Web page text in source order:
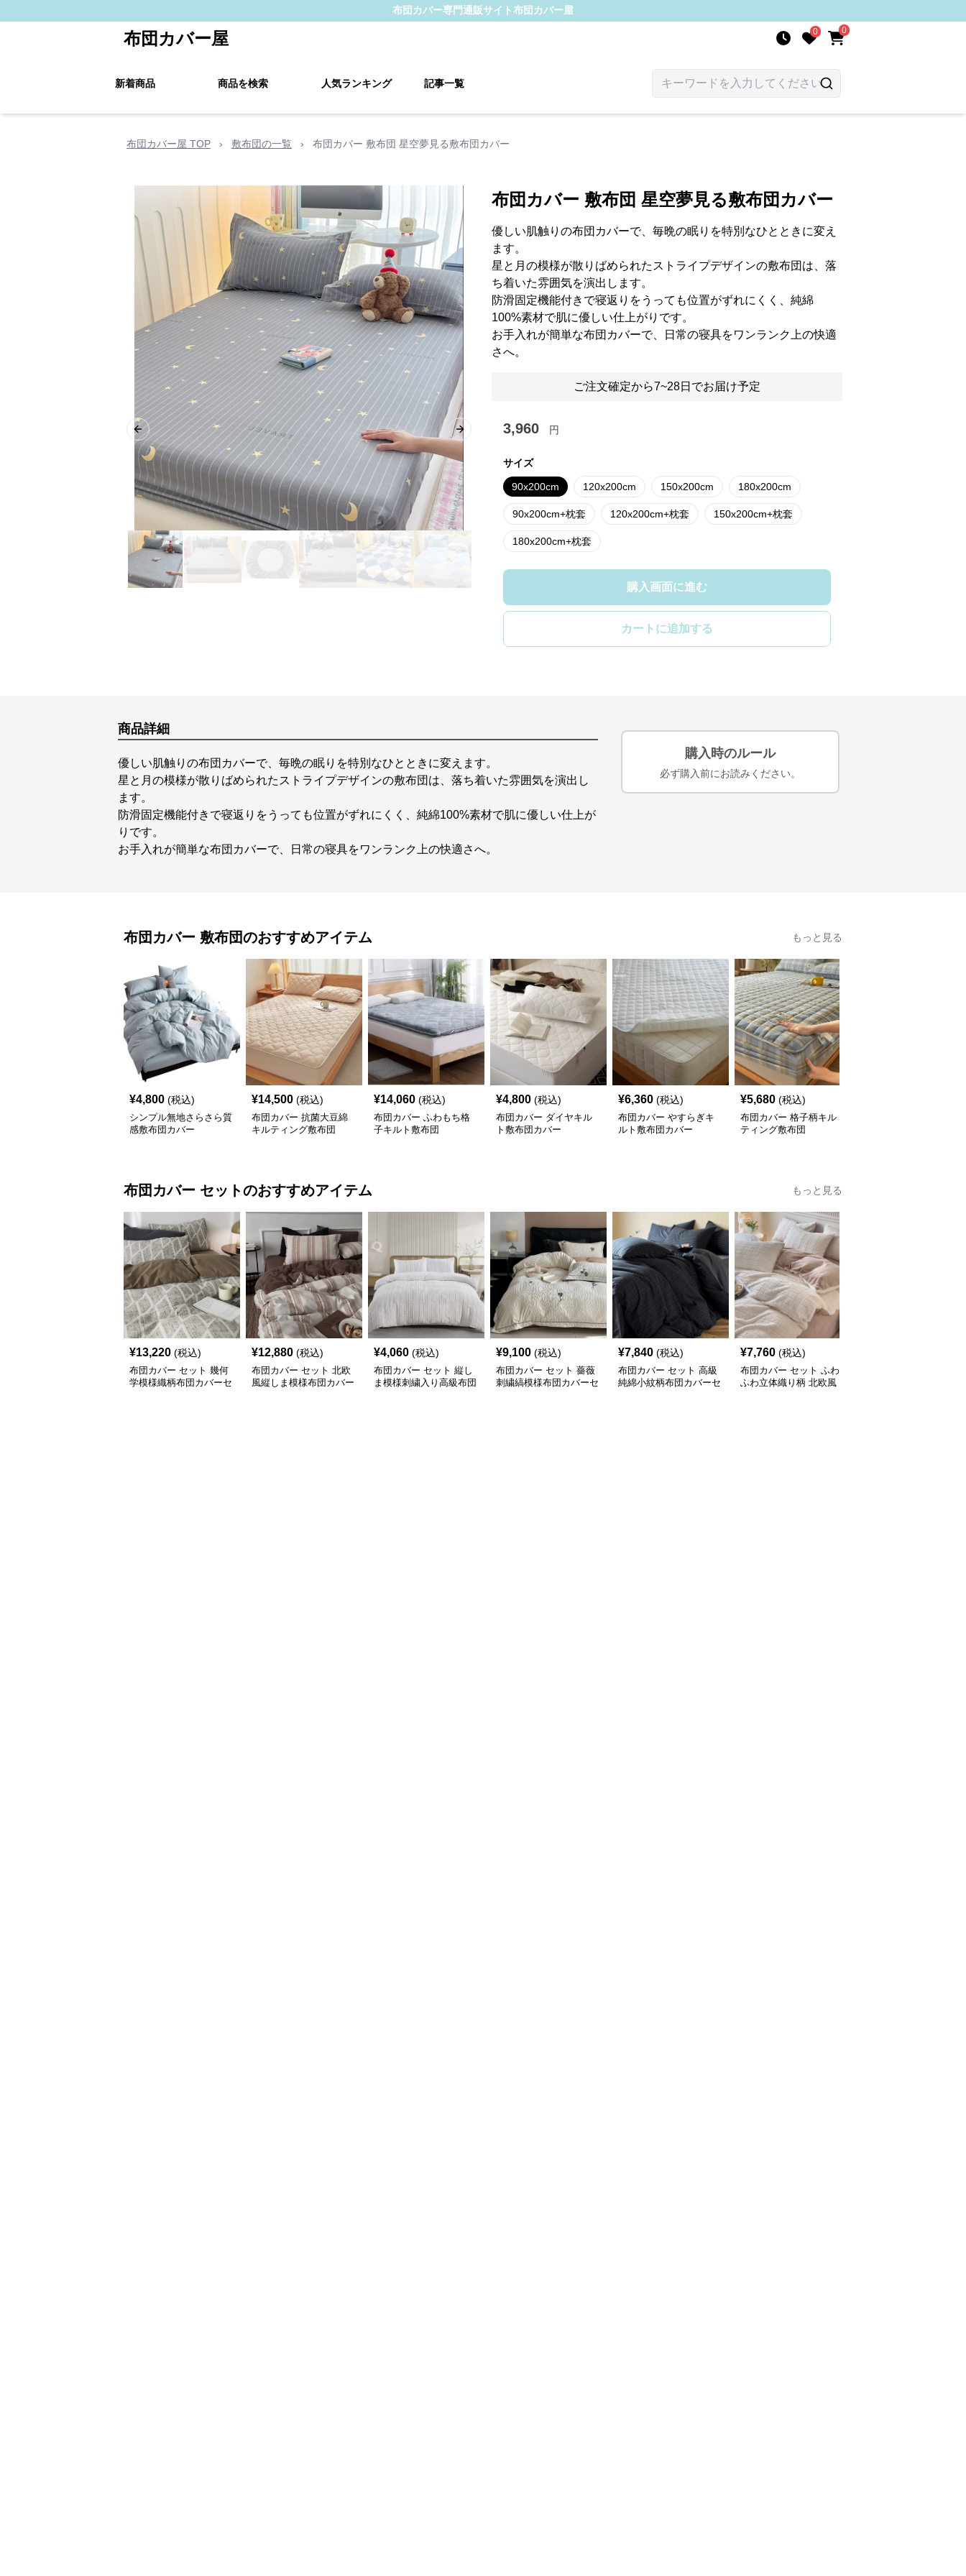
布団カバー専門通販サイト布団カバー屋
布団カバー屋 0 0
新着商品 商品を検索 人気ランキング 記事一覧
布団カバー屋 TOP › 敷布団の一覧 › 布団カバー 敷布団 星空夢見る敷布団カバー
Previous slide Next slide
布団カバー 敷布団 星空夢見る敷布団カバー
優しい肌触りの布団カバーで、毎晩の眠りを特別なひとときに変え
ます。
星と月の模様が散りばめられたストライプデザインの敷布団は、落
ち着いた雰囲気を演出します。
防滑固定機能付きで寝返りをうっても位置がずれにくく、純綿
100%素材で肌に優しい仕上がりです。
お手入れが簡単な布団カバーで、日常の寝具をワンランク上の快適
さへ。
ご注文確定から7~28日でお届け予定
3,960 円
サイズ
90x200cm 120x200cm 150x200cm 180x200cm
90x200cm+枕套 120x200cm+枕套 150x200cm+枕套
180x200cm+枕套
購入画面に進む
カートに追加する
商品詳細
優しい肌触りの布団カバーで、毎晩の眠りを特別なひとときに変えます。
星と月の模様が散りばめられたストライプデザインの敷布団は、落ち着いた雰囲気を演出し
ます。
防滑固定機能付きで寝返りをうっても位置がずれにくく、純綿100%素材で肌に優しい仕上が
りです。
お手入れが簡単な布団カバーで、日常の寝具をワンランク上の快適さへ。
購入時のルール
必ず購入前にお読みください。
布団カバー 敷布団のおすすめアイテム もっと見る
¥4,800 (税込)
シンプル無地さらさら質
感敷布団カバー
¥14,500 (税込)
布団カバー 抗菌大豆綿
キルティング敷布団
¥14,060 (税込)
布団カバー ふわもち格
子キルト敷布団
¥4,800 (税込)
布団カバー ダイヤキル
ト敷布団カバー
¥6,360 (税込)
布団カバー やすらぎキ
ルト敷布団カバー
¥5,680 (税込)
布団カバー 格子柄キル
ティング敷布団
布団カバー セットのおすすめアイテム もっと見る
¥13,220 (税込)
布団カバー セット 幾何
学模様織柄布団カバーセ
¥12,880 (税込)
布団カバー セット 北欧
風縦しま模様布団カバー
¥4,060 (税込)
布団カバー セット 縦し
ま模様刺繍入り高級布団
¥9,100 (税込)
布団カバー セット 薔薇
刺繍縞模様布団カバーセ
¥7,840 (税込)
布団カバー セット 高級
純綿小紋柄布団カバーセ
¥7,760 (税込)
布団カバー セット ふわ
ふわ立体織り柄 北欧風